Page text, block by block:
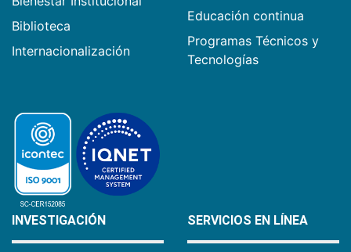
Biblioteca
Internacionalización
Educación continua
Programas Técnicos y
Tecnologías
INVESTIGACIÓN SERVICIOS EN LÍNEA